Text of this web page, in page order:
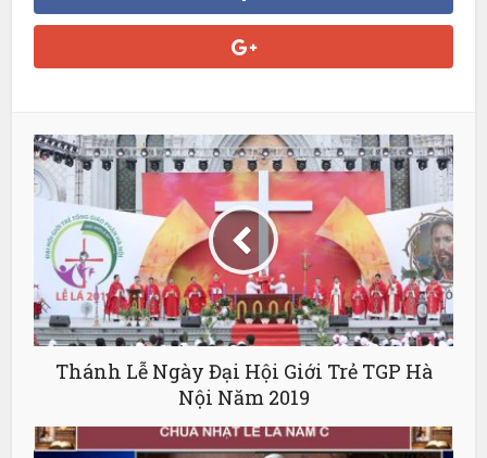
Thánh Lễ Ngày Đại Hội Giới Trẻ TGP Hà
Nội Năm 2019